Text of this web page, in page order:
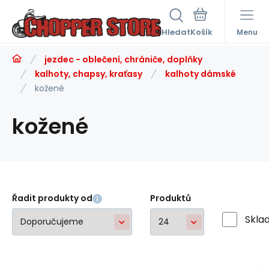
Hledat Menu
jezdec - oblečení, chrániče, doplňky
kalhoty, chapsy, kraťasy
kalhoty dámské
kožené
kožené
Řadit produkty od Produktů